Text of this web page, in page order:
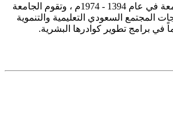
تأسست جامعة الإمام محمد بن سعود الإسلامية ممثلة في كلية الشريعة في سنة 1373هـ 1953م، وتطورت منذ ذلك الحين بصورة جذرية حتى أصبحت جامعة في عام 1394 - 1974م ، وتقوم الجامعة
المجتمع السعودي التعليمية والتنموية
في برامج تطوير كوادرها البشرية.